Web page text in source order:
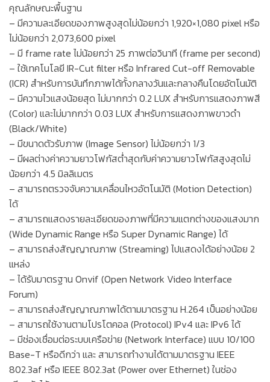
คุณลักษณะพื้นฐาน
– มีความละเอียดของภาพสูงสุดไม่น้อยกว่า 1,920×1,080 pixel หรือ
ไม่น้อยกว่า 2,073,600 pixel
– มี frame rate ไม่น้อยกว่า 25 ภาพต่อวินาที (frame per second)
– ใช้เทคโนโลยี IR-Cut filter หรือ Infrared Cut-off Removable
(ICR) สำหรับการบันทึกภาพได้ทั้งกลางวันและกลางคืนโดยอัตโนมัติ
– มีความไวแสงน้อยสุด ไม่มากกว่า 0.2 LUX สำหรับการแสดงภาพสี
(Color) และไม่มากกว่า 0.03 LUX สำหรับการแสดงภาพขาวดำ
(Black/White)
– มีขนาดตัวรับภาพ (Image Sensor) ไม่น้อยกว่า 1/3
– มีผลต่างค่าความยาวโฟกัสต่ำสุดกับค่าความยาวโฟกัสสูงสุดไม่
น้อยกว่า 4.5 มิลลิเมตร
– สามารถตรวจจับความเคลื่อนไหวอัตโนมัติ (Motion Detection)
ได้
– สามารถแสดงรายละเอียดของภาพที่มีความแตกต่างของแสงมาก
(Wide Dynamic Range หรือ Super Dynamic Range) ได้
– สามารถส่งสัญญาณภาพ (Streaming) ไปแสดงได้อย่างน้อย 2
แหล่ง
– ได้รับมาตรฐาน Onvif (Open Network Video Interface
Forum)
– สามารถส่งสัญญาณภาพได้ตามมาตรฐาน H.264 เป็นอย่างน้อย
– สามารถใช้งานตามโปรโตคอล (Protocol) IPv4 และ IPv6 ได้
– มีช่องเชื่อมต่อระบบเครือข่าย (Network Interface) แบบ 10/100
Base-T หรือดีกว่า และ สามารถทำงานได้ตามมาตรฐาน IEEE
802.3af หรือ IEEE 802.3at (Power over Ethernet) ในช่อง